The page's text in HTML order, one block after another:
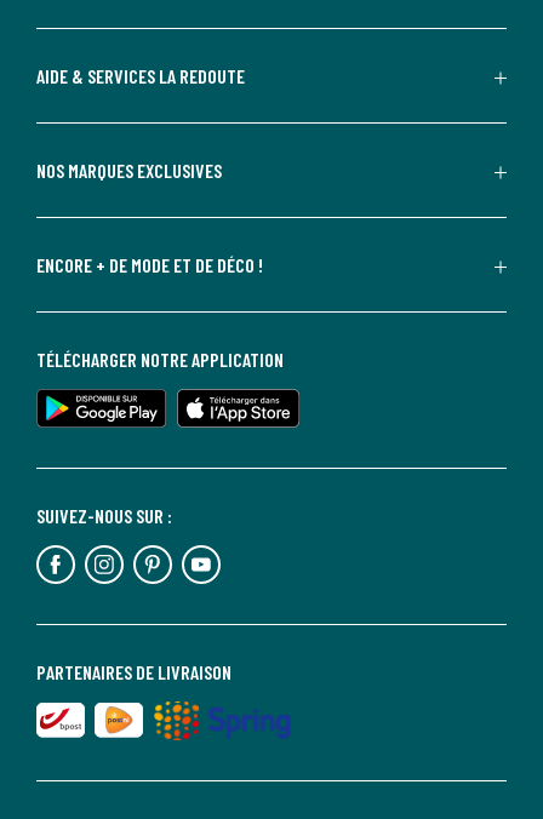
AIDE & SERVICES LA REDOUTE
NOS MARQUES EXCLUSIVES
ENCORE + DE MODE ET DE DÉCO !
PARTENAIRES DE LIVRAISON
SUIVEZ-NOUS SUR :
TÉLÉCHARGER NOTRE APPLICATION